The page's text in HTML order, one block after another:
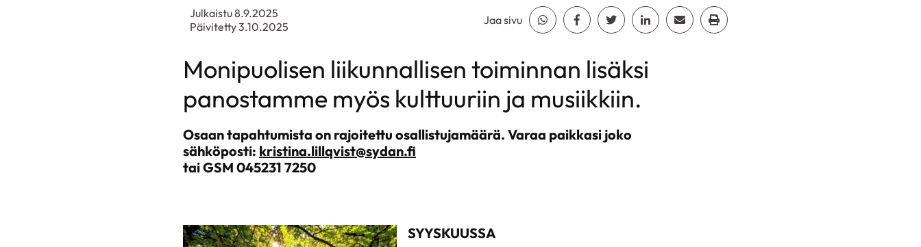
Julkaistu 8.9.2025
Päivitetty 3.10.2025
Jaa sivu Jaa Whatsapp
Jaa Facebook
Jaa TwitterJaa LinkedinJaa EmailJaa Print
Monipuolisen liikunnallisen toiminnan lisäksi
panostamme myös kulttuuriin ja musiikkiin.
Osaan tapahtumista on rajoitettu osallistujamäärä. Varaa paikkasi joko
sähköposti: kristina.lillqvist@sydan.fi
tai GSM 045231 7250
SYYSKUUSSA